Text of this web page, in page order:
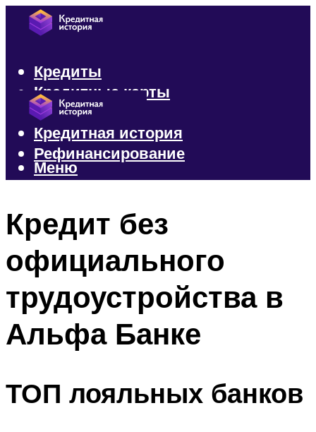
Кредиты
Кредитные карты
Микрозаймы
Кредитная история
Рефинансирование
Меню
Кредит без
официального
трудоустройства в
Альфа Банке
ТОП лояльных банков